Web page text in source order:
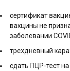
сертификат
вакцины не
заболевании
трехдневный
сдать ПЦР-тест